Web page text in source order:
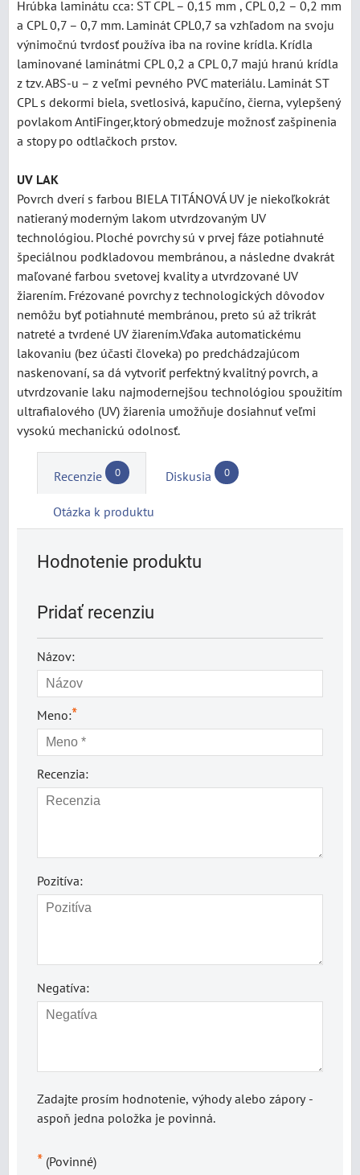
Hrúbka laminátu cca: ST CPL – 0,15 mm , CPL 0,2 – 0,2 mm
a CPL 0,7 – 0,7 mm. Laminát CPL0,7 sa vzhľadom na svoju
výnimočnú tvrdosť používa iba na rovine krídla. Krídla
laminované laminátmi CPL 0,2 a CPL 0,7 majú hranú krídla
z tzv. ABS-u – z veľmi pevného PVC materiálu. Laminát ST
CPL s dekormi biela, svetlosivá, kapučíno, čierna, vylepšený
povlakom AntiFinger,ktorý obmedzuje možnosť zašpinenia
a stopy po odtlačkoch prstov.
UV LAK
Povrch dverí s farbou BIELA TITÁNOVÁ UV je niekoľkokrát
natieraný moderným lakom utvrdzovaným UV
technológiou. Ploché povrchy sú v prvej fáze potiahnuté
špeciálnou podkladovou membránou, a následne dvakrát
maľované farbou svetovej kvality a utvrdzované UV
žiarením. Frézované povrchy z technologických dôvodov
nemôžu byť potiahnuté membránou, preto sú až trikrát
natreté a tvrdené UV žiarením.Vďaka automatickému
lakovaniu (bez účasti človeka) po predchádzajúcom
naskenovaní, sa dá vytvoriť perfektný kvalitný povrch, a
utvrdzovanie laku najmodernejšou technológiou spoužitím
ultrafialového (UV) žiarenia umožňuje dosiahnuť veľmi
vysokú mechanickú odolnosť.
Recenzie 0 Diskusia 0
Otázka k produktu
Hodnotenie produktu
Pridať recenziu
Názov:
Meno:*
Recenzia:
Pozitíva:
Negatíva:
Zadajte prosím hodnotenie, výhody alebo zápory -
aspoň jedna položka je povinná.
* (Povinné)